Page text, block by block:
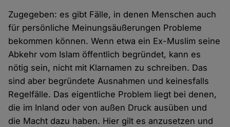
Zugegeben: es gibt Fälle, in denen Menschen auch
für persönliche Meinungsäußerungen Probleme
bekommen können. Wenn etwa ein Ex-Muslim seine
Abkehr vom Islam öffentlich begründet, kann es
nötig sein, nicht mit Klarnamen zu schreiben. Das
sind aber begründete Ausnahmen und keinesfalls
Regelfälle. Das eigentliche Problem liegt bei denen,
die im Inland oder von außen Druck ausüben und
die Macht dazu haben. Hier gilt es anzusetzen und